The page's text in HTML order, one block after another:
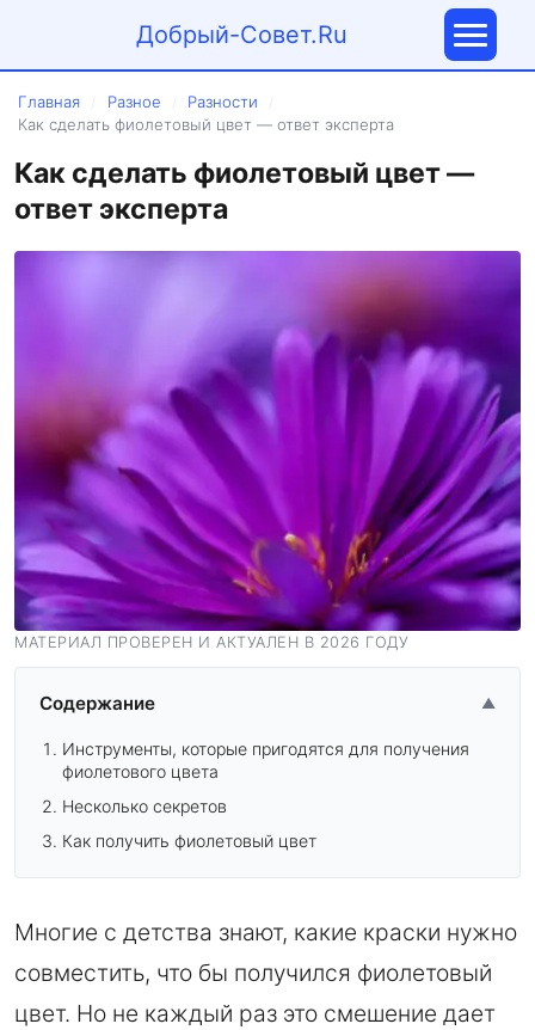
Добрый-Совет.Ru
Главная Разное Разности
Как сделать фиолетовый цвет — ответ эксперта
Как сделать фиолетовый цвет —
ответ эксперта
МАТЕРИАЛ ПРОВЕРЕН И АКТУАЛЕН В 2026 ГОДУ
Содержание ▲
Инструменты, которые пригодятся для получения
фиолетового цвета
Несколько секретов
Как получить фиолетовый цвет
Многие с детства знают, какие краски нужно
совместить, что бы получился фиолетовый
цвет. Но не каждый раз это смешение дает